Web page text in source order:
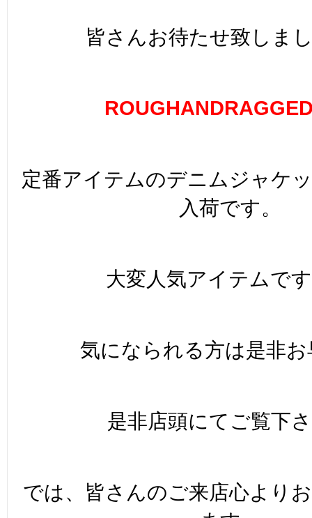
皆さんお待たせ致しま
定番アイテムのデニムジャケ
入荷です。
大変人気アイテムで
気になられる方は是非
是非店頭にてご覧下
では、皆さんのご来店心より